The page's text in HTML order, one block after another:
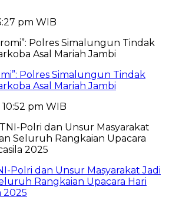
pm WIB
Polres Simalungun Tindak
Asal Mariah Jambi
pm WIB
Polri dan Unsur Masyarakat Jadi
Rangkaian Upacara Hari
2025